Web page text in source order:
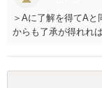
＞Aに了解を得てA
からも了承が得れれ